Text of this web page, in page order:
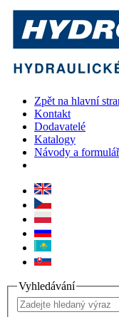
Zpět na hlavní
Kontakt
Dodavatelé
Katalogy
Návody a
Vyhledávání